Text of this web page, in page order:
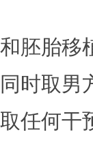
胚胎移
时取男
任何干